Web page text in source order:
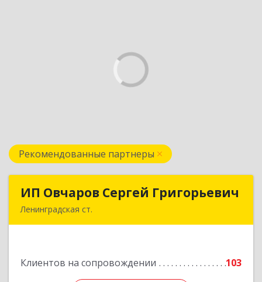
Рекомендованные партнеры
ИП Овчаров Сергей Григорьевич
Ленинградская ст.
Клиентов на сопровождении 103
ИП Овчаров Сергей Григорьевич